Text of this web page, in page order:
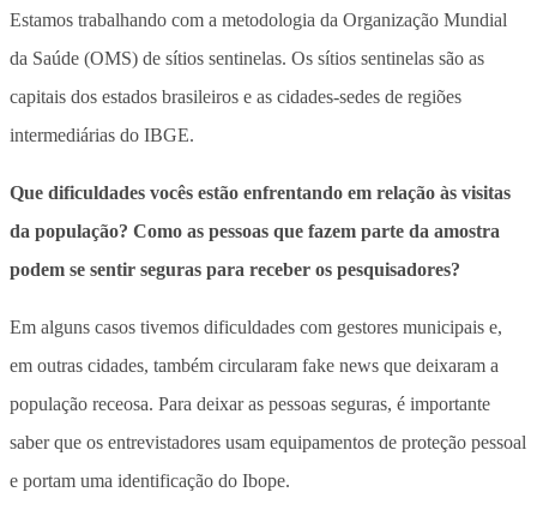
Estamos trabalhando com a metodologia da Organização Mundial
da Saúde (OMS) de sítios sentinelas. Os sítios sentinelas são as
capitais dos estados brasileiros e as cidades-sedes de regiões
intermediárias do IBGE.
Que dificuldades vocês estão enfrentando em relação às visitas
da população? Como as pessoas que fazem parte da amostra
podem se sentir seguras para receber os pesquisadores?
Em alguns casos tivemos dificuldades com gestores municipais e,
em outras cidades, também circularam fake news que deixaram a
população receosa. Para deixar as pessoas seguras, é importante
saber que os entrevistadores usam equipamentos de proteção pessoal
e portam uma identificação do Ibope.